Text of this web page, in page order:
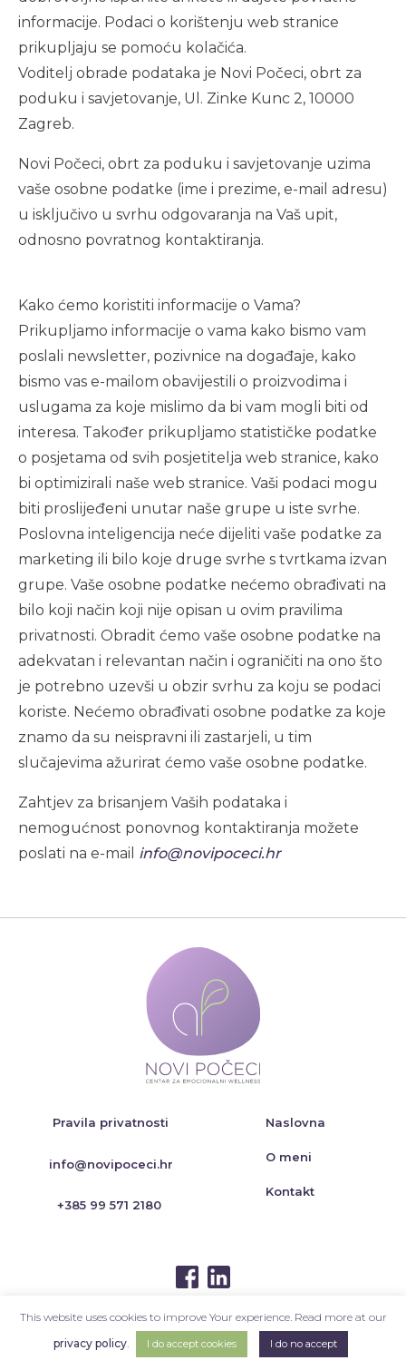
informacije. Podaci o korištenju web stranice
prikupljaju se pomoću kolačića.
Voditelj obrade podataka je Novi Počeci, obrt za
poduku i savjetovanje, Ul. Zinke Kunc 2, 10000
Zagreb.
Novi Počeci, obrt za poduku i savjetovanje uzima
vaše osobne podatke (ime i prezime, e-mail adresu)
u isključivo u svrhu odgovaranja na Vaš upit,
odnosno povratnog kontaktiranja.
Kako ćemo koristiti informacije o Vama?
Prikupljamo informacije o vama kako bismo vam
poslali newsletter, pozivnice na događaje, kako
bismo vas e-mailom obavijestili o proizvodima i
uslugama za koje mislimo da bi vam mogli biti od
interesa. Također prikupljamo statističke podatke
o posjetama od svih posjetitelja web stranice, kako
bi optimizirali naše web stranice. Vaši podaci mogu
biti proslijeđeni unutar naše grupe u iste svrhe.
Poslovna inteligencija neće dijeliti vaše podatke za
marketing ili bilo koje druge svrhe s tvrtkama izvan
grupe. Vaše osobne podatke nećemo obrađivati na
bilo koji način koji nije opisan u ovim pravilima
privatnosti. Obradit ćemo vaše osobne podatke na
adekvatan i relevantan način i ograničiti na ono što
je potrebno uzevši u obzir svrhu za koju se podaci
koriste. Nećemo obrađivati osobne podatke za koje
znamo da su neispravni ili zastarjeli, u tim
slučajevima ažurirat ćemo vaše osobne podatke.
Zahtjev za brisanjem Vaših podataka i
nemogućnost ponovnog kontaktiranja možete
poslati na e-mail info@novipoceci.hr
Pravila privatnosti
info@novipoceci.hr
+385 99 571 2180
Naslovna
O meni
Kontakt
Design & Hosting:PLAVI PIXELCopyright © 2026
This website uses cookies to improve Your experience. Read more at our
privacy policy. I do accept cookies I do no accept